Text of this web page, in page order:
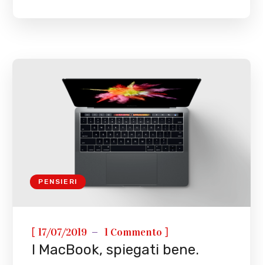
PENSIERI
[17/07/2019 1 Commento ]
I MacBook, spiegati bene.